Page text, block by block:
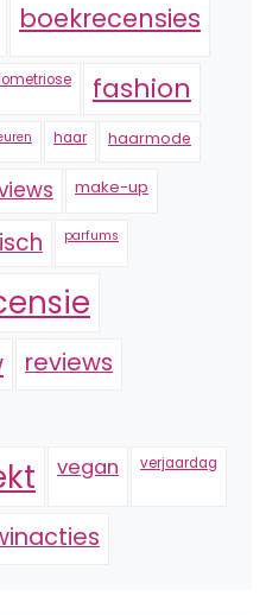
boekrecensies
fashion
haar haarmode
make-up
parfums
reviews
vegan verjaardag